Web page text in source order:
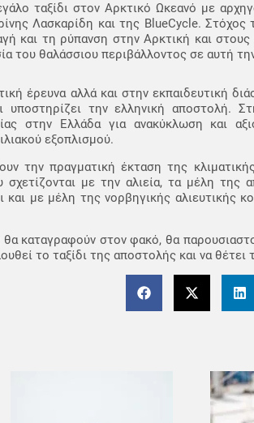
ταξίδι στον Αρκτικό Ωκεανό με
Λασκαρίδη και της BlueCycle.
και τη ρύπανση στην Αρκτική και
του θαλάσσιου περιβάλλοντος σε αυτή
έρευνα αλλά και στην εκπαιδευτική
υποστηρίζει την ελληνική αποστολή.
στην Ελλάδα για ανακύκλωση και
εξοπλισμού.
την πραγματική έκταση της
σχετίζονται με την αλιεία, τα μέλη
και με μέλη της νορβηγικής αλιευτικής
καταγραφούν στον φακό, θα
το ταξίδι της αποστολής και να